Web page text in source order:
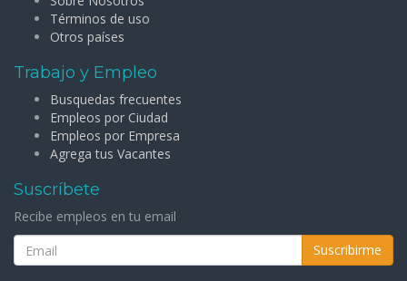
Términos de uso
Otros países
Trabajo y Empleo
Busquedas frecuentes
Empleos por Ciudad
Empleos por Empresa
Agrega tus Vacantes
Suscríbete
Recibe empleos en tu email
Suscribirme